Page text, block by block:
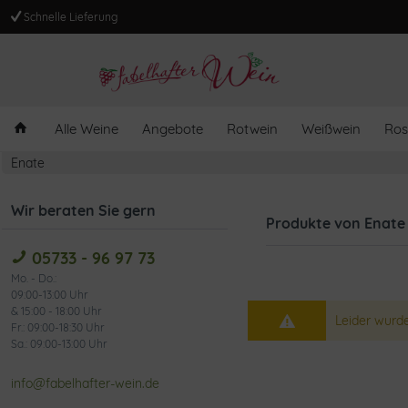
Schnelle Lieferung
Alle Weine Angebote Rotwein Weißwein
Enate
Wir beraten Sie gern
05733 - 96 97 73
Mo. - Do.:
09:00-13:00 Uhr
& 15:00 - 18:00 Uhr
Fr.: 09:00-18:30 Uhr
Sa.: 09:00-13:00 Uhr
info@fabelhafter-wein.de
Produkte von Enate
Leider